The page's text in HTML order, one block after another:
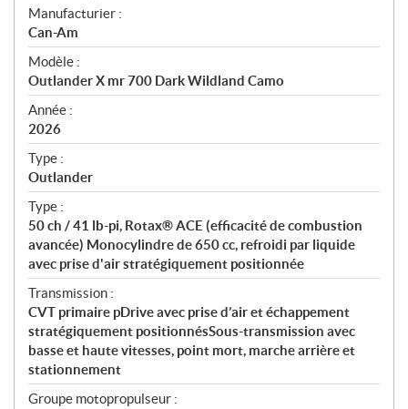
S
p
é
c
i
f
i
c
a
t
i
o
n
s
Manufacturier :
Can-Am
Modèle :
Outlander X mr 700 Dark Wildland Camo
Année :
2026
Type :
Outlander
Type :
50 ch / 41 lb-pi, Rotax® ACE (efficacité de combustion
avancée) Monocylindre de 650 cc, refroidi par liquide
avec prise d'air stratégiquement positionnée
Transmission :
CVT primaire pDrive avec prise d’air et échappement
stratégiquement positionnésSous-transmission avec
basse et haute vitesses, point mort, marche arrière et
stationnement
Groupe motopropulseur :